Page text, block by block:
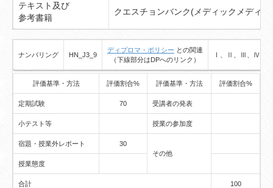
テキスト及び
参考書籍
クエスチョンバンク(メディックメディ
ナンバリング HN_J3_9
ディプロマ・ポリシー との関連
（下線部分はDPへのリンク）
Ⅰ、Ⅱ、Ⅲ、Ⅳ、Ⅴ
評価基準・方法 評価割合% 評価基準・方法 評価割合%
定期試験 70 受講者の発表
小テスト等 授業の参加度
宿題・授業外レポート
30
その他
授業態度
合計 100